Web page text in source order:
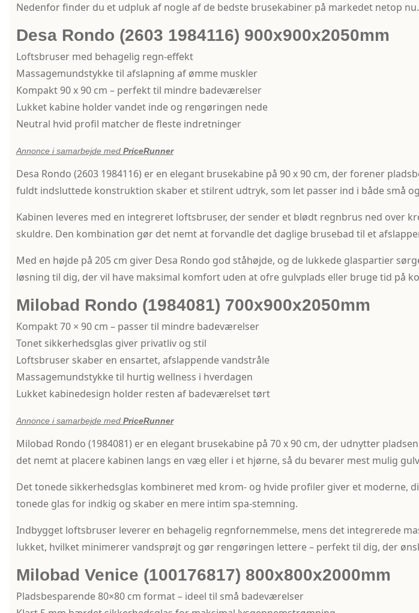
Nedenfor finder du et udpluk af nogle af de bedste brusekabiner på markedet netop nu.
Desa Rondo (2603 1984116) 900x900x2050mm
Loftsbruser med behagelig regn-effekt
Massagemundstykke til afslapning af ømme muskler
Kompakt 90 x 90 cm – perfekt til mindre badeværelser
Lukket kabine holder vandet inde og rengøringen nede
Neutral hvid profil matcher de fleste indretninger
Annonce i samarbejde med PriceRunner
Desa Rondo (2603 1984116) er en elegant brusekabine på 90 x 90 cm, der forener
fuldt ind­sluttede konstruktion skaber et stilrent udtryk, som let passer ind i både små
Kabinen leveres med en integreret loftsbruser, der sender et blødt regn­brus ned over
skuldre. Den kombination gør det nemt at forvandle det daglige brusebad til et
Med en højde på 205 cm giver Desa Rondo god ståhøjde, og de lukkede glaspartier
løsning til dig, der vil have maksimal komfort uden at ofre gulvplads eller bruge tid på
Milobad Rondo (1984081) 700x900x2050mm
Kompakt 70 × 90 cm – passer til mindre badeværelser
Tonet sikkerhedsglas giver privatliv og stil
Loftsbruser skaber en ensartet, afslappende vandstråle
Massagemundstykke til hurtig wellness i hverdagen
Lukket kabinedesign holder resten af badeværelset tørt
Annonce i samarbejde med PriceRunner
Milobad Rondo (1984081) er en elegant brusekabine på 70 x 90 cm, der udnytter
det nemt at placere kabinen langs en væg eller i et hjørne, så du bevarer mest mulig
Det tonede sikkerhedsglas kombineret med krom- og hvide profiler giver et
tonede glas for indkig og skaber en mere intim spa-stemning.
Indbygget loftsbruser leverer en behagelig regnfornemmelse, mens det integrerede
lukket, hvilket minimerer vandsprøjt og gør rengøringen lettere – perfekt til dig, der
Milobad Venice (100176817) 800x800x2000mm
Pladsbesparende 80×80 cm format – ideel til små badeværelser